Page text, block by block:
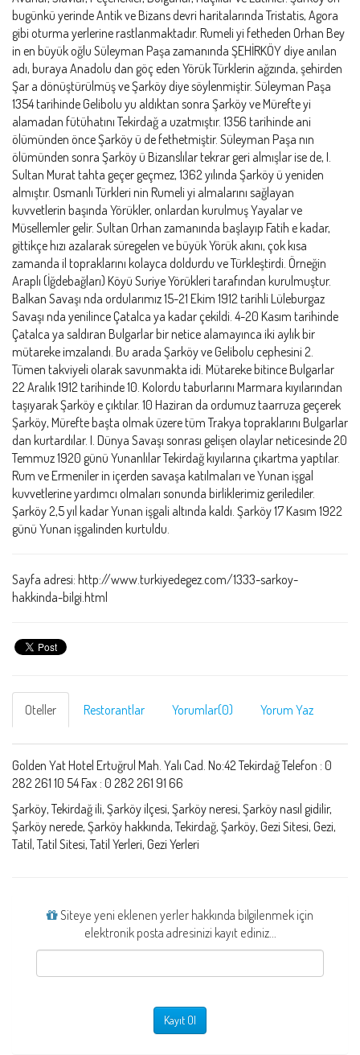
bugünkü yerinde Antik ve Bizans devri haritalarında Tristatis, Agora
gibi oturma yerlerine rastlanmaktadır. Rumeli yi fetheden Orhan Bey
in en büyük oğlu Süleyman Paşa zamanında ŞEHİRKÖY diye anılan
adı, buraya Anadolu dan göç eden Yörük Türklerin ağzında, şehirden
Şar a dönüştürülmüş ve Şarköy diye söylenmiştir. Süleyman Paşa
1354 tarihinde Gelibolu yu aldıktan sonra Şarköy ve Mürefte yi
alamadan fütühatını Tekirdağ a uzatmıştır. 1356 tarihinde ani
ölümünden önce Şarköy ü de fethetmiştir. Süleyman Paşa nın
ölümünden sonra Şarköy ü Bizanslılar tekrar geri almışlar ise de, I.
Sultan Murat tahta geçer geçmez, 1362 yılında Şarköy ü yeniden
almıştır. Osmanlı Türkleri nin Rumeli yi almalarını sağlayan
kuvvetlerin başında Yörükler, onlardan kurulmuş Yayalar ve
Müsellemler gelir. Sultan Orhan zamanında başlayıp Fatih e kadar,
gittikçe hızı azalarak süregelen ve büyük Yörük akını, çok kısa
zamanda il topraklarını kolayca doldurdu ve Türkleştirdi. Örneğin
Araplı (İğdebağları) Köyü Suriye Yörükleri tarafından kurulmuştur.
Balkan Savaşı nda ordularımız 15-21 Ekim 1912 tarihli Lüleburgaz
Savaşı nda yenilince Çatalca ya kadar çekildi. 4-20 Kasım tarihinde
Çatalca ya saldıran Bulgarlar bir netice alamayınca iki aylık bir
mütareke imzalandı. Bu arada Şarköy ve Gelibolu cephesini 2.
Tümen takviyeli olarak savunmakta idi. Mütareke bitince Bulgarlar
22 Aralık 1912 tarihinde 10. Kolordu taburlarını Marmara kıyılarından
taşıyarak Şarköy e çıktılar. 10 Haziran da ordumuz taarruza geçerek
Şarköy, Mürefte başta olmak üzere tüm Trakya topraklarını Bulgarlar
dan kurtardılar. I. Dünya Savaşı sonrası gelişen olaylar neticesinde 20
Temmuz 1920 günü Yunanlılar Tekirdağ kıyılarına çıkartma yaptılar.
Rum ve Ermeniler in içerden savaşa katılmaları ve Yunan işgal
kuvvetlerine yardımcı olmaları sonunda birliklerimiz gerilediler.
Şarköy 2,5 yıl kadar Yunan işgali altında kaldı. Şarköy 17 Kasım 1922
günü Yunan işgalinden kurtuldu.
Sayfa adresi: http://www.turkiyedegez.com/1333-sarkoy-
hakkinda-bilgi.html
Oteller Restorantlar Yorumlar(0) Yorum Yaz
Golden Yat Hotel Ertuğrul Mah. Yalı Cad. No:42 Tekirdağ Telefon : 0
282 261 10 54 Fax : 0 282 261 91 66
Şarköy, Tekirdağ ili, Şarköy ilçesi, Şarköy neresi, Şarköy nasıl gidilir,
Şarköy nerede, Şarköy hakkında, Tekirdağ, Şarköy, Gezi Sitesi, Gezi,
Tatil, Tatil Sitesi, Tatil Yerleri, Gezi Yerleri
Siteye yeni eklenen yerler hakkında bilgilenmek için
elektronik posta adresinizi kayıt ediniz...